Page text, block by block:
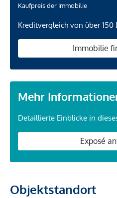
Kaufpreis der Immobilie
Kreditvergleich von über 150
Immobilie
Mehr
Detaillierte Einblicke in
Exposé
Objektstandort